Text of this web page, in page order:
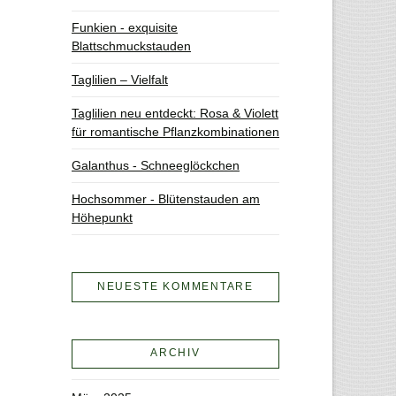
Funkien - exquisite
Blattschmuckstauden
Taglilien – Vielfalt
Taglilien neu entdeckt: Rosa & Violett
für romantische Pflanzkombinationen
Galanthus - Schneeglöckchen
Hochsommer - Blütenstauden am
Höhepunkt
NEUESTE KOMMENTARE
ARCHIV